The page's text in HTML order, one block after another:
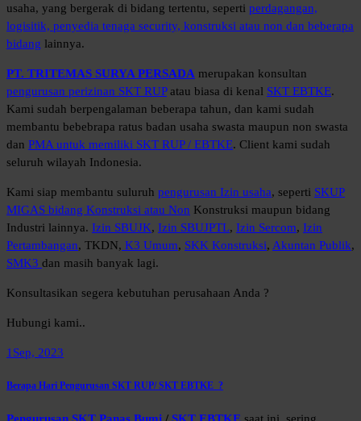
usaha, yang bergerak di bidang tertentu, seperti perdagangan,
logisitik, penyedia tenaga security, konstruksi atau non dan beberapa
bidang lainnya.
PT. TRITEMAS SURYA PERSADA merupakan konsultan
pengurusan perizinan SKT RUPatau biasa di kenal SKT EBTKE.
Kami sudah berpengalaman beberapa tahun, dan kami sudah
membantu bebebrapa ratus badan usaha swasta maupun non swasta
dan PMA untuk memiliki SKT RUP / EBTKE. Client kami sudah
seluruh wilayah Indonesia.
Kami siap membantu suluruh pengurusan Izin usaha, seperti SKUP
MIGAS bidang Konstruksi atau Non Konstruksi maupun bidang
Industri lainnya. Izin SBUJK, Izin SBUJPTL, Izin Sercom, Izin
Pertambangan, TKDN, K3 Umum, SKK Konstruksi, Akuntan Publik,
SMK3 dan masih banyak lagi.
Konsultasikan segera kebutuhan perusahaan Anda ?
Hubungi kami..
1 Sep, 2023
Berapa Hari Pengurusan SKT RUP/ SKT EBTKE ?
Pengurusan SKT Panas Bumi / SKT EBTKE saat ini, sering